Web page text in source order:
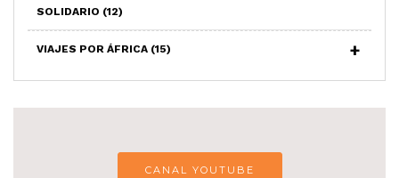
SOLIDARIO (12)
VIAJES POR ÁFRICA (15)
CANAL YOUTUBE